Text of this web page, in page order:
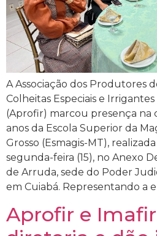
A Associação dos Produtores
Colheitas Especiais e
(Aprofir) marcou presença na
anos da Escola Superior da
Grosso (Esmagis-MT),
segunda-feira (15), no Anexo
de Arruda, sede do Poder
em Cuiabá. Representando a
Aprofir e